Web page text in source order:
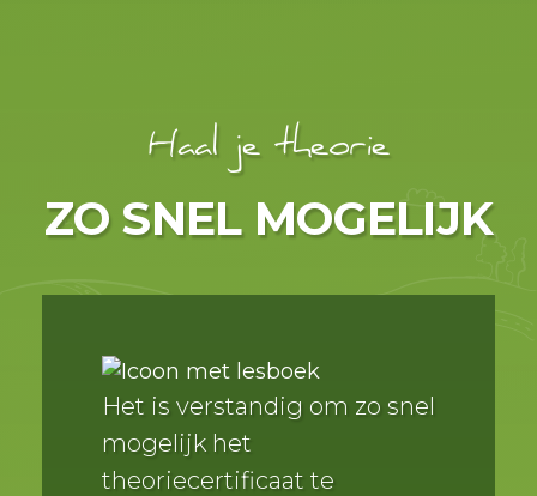
Haal je theorie
ZO SNEL MOGELIJK
Het is verstandig om zo snel
mogelijk het
theoriecertificaat te